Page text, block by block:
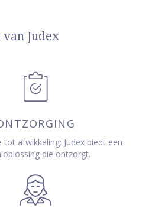
Judex
tot afwikkeling: Judex biedt een
die ontzorgt.